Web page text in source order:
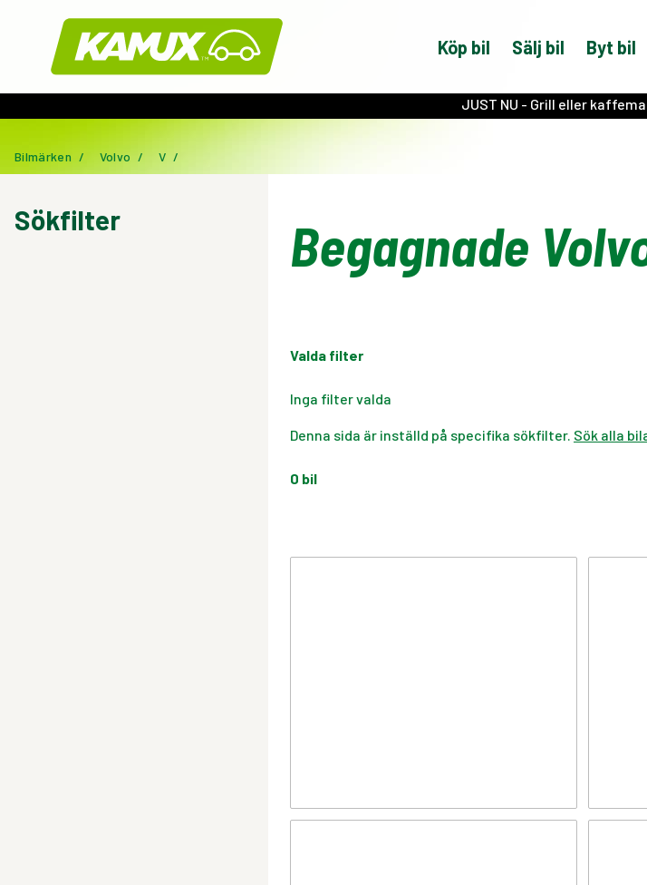
Kamux
Köp bil Sälj bil Byt bil
JUST NU - Grill eller
Bilmärken / Volvo / V /
Sökfilter Begagnade
Valda filter
Inga filter valda
Denna sida är inställd på specifika sökfilter. Sök alla
0 bil